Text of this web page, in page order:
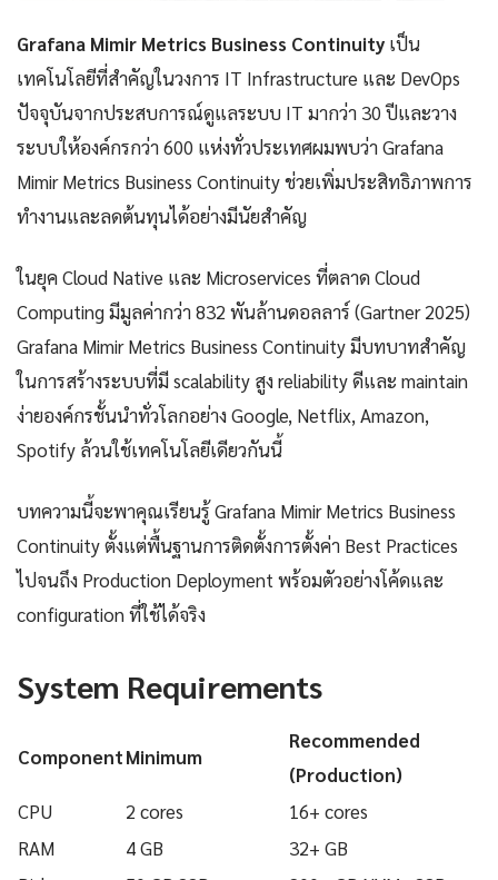
Grafana Mimir Metrics Business Continuity เป็น
เทคโนโลยีที่สำคัญในวงการ IT Infrastructure และ DevOps
ปัจจุบันจากประสบการณ์ดูแลระบบ IT มากว่า 30 ปีและวาง
ระบบให้องค์กรกว่า 600 แห่งทั่วประเทศผมพบว่า Grafana
Mimir Metrics Business Continuity ช่วยเพิ่มประสิทธิภาพการ
ทำงานและลดต้นทุนได้อย่างมีนัยสำคัญ
ในยุค Cloud Native และ Microservices ที่ตลาด Cloud
Computing มีมูลค่ากว่า 832 พันล้านดอลลาร์ (Gartner 2025)
Grafana Mimir Metrics Business Continuity มีบทบาทสำคัญ
ในการสร้างระบบที่มี scalability สูง reliability ดีและ maintain
ง่ายองค์กรชั้นนำทั่วโลกอย่าง Google, Netflix, Amazon,
Spotify ล้วนใช้เทคโนโลยีเดียวกันนี้
บทความนี้จะพาคุณเรียนรู้ Grafana Mimir Metrics Business
Continuity ตั้งแต่พื้นฐานการติดตั้งการตั้งค่า Best Practices
ไปจนถึง Production Deployment พร้อมตัวอย่างโค้ดและ
configuration ที่ใช้ได้จริง
System Requirements
ComponentMinimum
Recommended
(Production)
CPU
2 cores
16+ cores
RAM
4 GB
32+ GB